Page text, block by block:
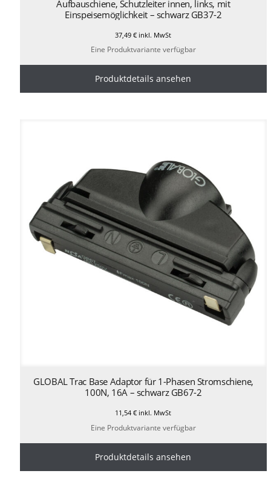
Aufbauschiene, Schutzleiter innen, links, mit
Einspeisemöglichkeit – schwarz GB37-2
37,49€ inkl. MwSt
Eine Produktvariante verfügbar
Produktdetails ansehen
GLOBAL Trac Base Adaptor für 1-Phasen Stromschiene,
100N, 16A – schwarz GB67-2
11,54€ inkl. MwSt
Eine Produktvariante verfügbar
Produktdetails ansehen